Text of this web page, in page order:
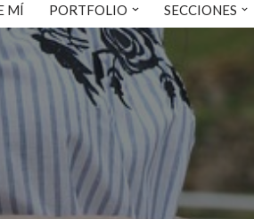
MÍ PORTFOLIO SECCIONES